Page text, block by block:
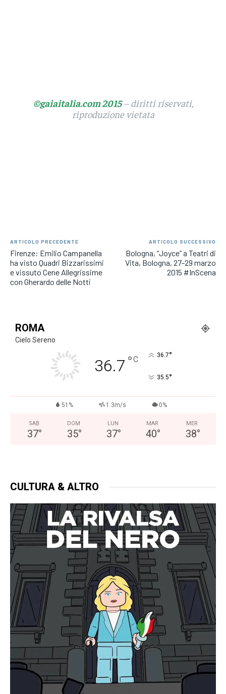
©gaiaitalia.com 2015 – diritti riservati,
riproduzione vietata
ARTICOLO PRECEDENTE
Firenze: Emilio Campanella
ha visto Quadri Bizzarissimi
e vissuto Cene Allegrissime
con Gherardo delle Notti
ARTICOLO SUCCESSIVO
Bologna, “Joyce” a Teatri di
Vita, Bologna, 27-29 marzo
2015 #InScena
ROMA
Cielo Sereno
36.7 °C 36.7°
35.5°
51% 1.3m/s 0%
SAB
37°
DOM
35°
LUN
37°
MAR
40°
MER
38°
CULTURA & ALTRO